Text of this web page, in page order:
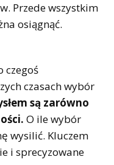
Przede wszystkim
osiągnąć.
czegoś
czasach wybór
są zarówno
O ile wybór
wysilić. Kluczem
i sprecyzowane